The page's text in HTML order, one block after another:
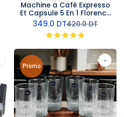
Machine a Café Expresso
Et Capsule 5 En 1 Florence
1350W
349.0 DT420.0DT
Promo